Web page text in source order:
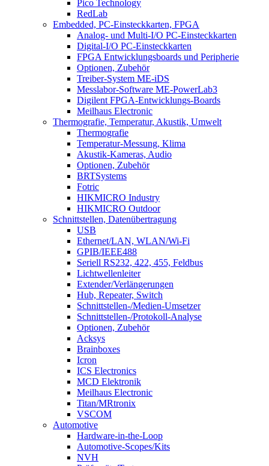
Pico Technology
RedLab
Embedded, PC-Einsteckkarten, FPGA
Analog- und Multi-I/O PC-Einsteckkarten
Digital-I/O PC-Einsteckkarten
FPGA Entwicklungsboards und Peripherie
Optionen, Zubehör
Treiber-System ME-iDS
Messlabor-Software ME-PowerLab3
Digilent FPGA-Entwicklungs-Boards
Meilhaus Electronic
Thermografie, Temperatur, Akustik, Umwelt
Thermografie
Temperatur-Messung, Klima
Akustik-Kameras, Audio
Optionen, Zubehör
BRTSystems
Fotric
HIKMICRO Industry
HIKMICRO Outdoor
Schnittstellen, Datenübertragung
USB
Ethernet/LAN, WLAN/Wi-Fi
GPIB/IEEE488
Seriell RS232, 422, 455, Feldbus
Lichtwellenleiter
Extender/Verlängerungen
Hub, Repeater, Switch
Schnittstellen-/Medien-Umsetzer
Schnittstellen-/Protokoll-Analyse
Optionen, Zubehör
Acksys
Brainboxes
Icron
ICS Electronics
MCD Elektronik
Meilhaus Electronic
Titan/MRtronix
VSCOM
Automotive
Hardware-in-the-Loop
Automotive-Scopes/Kits
NVH